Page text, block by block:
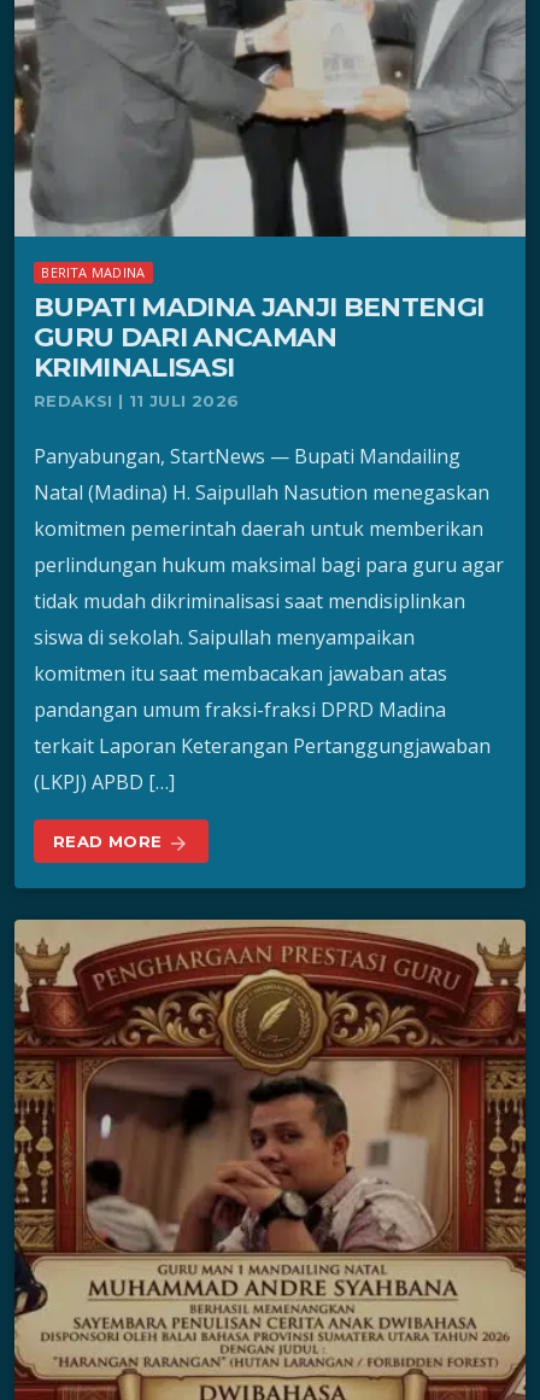
BERITA MADINA
BUPATI MADINA JANJI BENTENGI
GURU DARI ANCAMAN
KRIMINALISASI
REDAKSI | 11 JULI 2026
Panyabungan, StartNews — Bupati Mandailing
Natal (Madina) H. Saipullah Nasution menegaskan
komitmen pemerintah daerah untuk memberikan
perlindungan hukum maksimal bagi para guru agar
tidak mudah dikriminalisasi saat mendisiplinkan
siswa di sekolah. Saipullah menyampaikan
komitmen itu saat membacakan jawaban atas
pandangan umum fraksi-fraksi DPRD Madina
terkait Laporan Keterangan Pertanggungjawaban
(LKPJ) APBD […]
READ MORE arrow_forward